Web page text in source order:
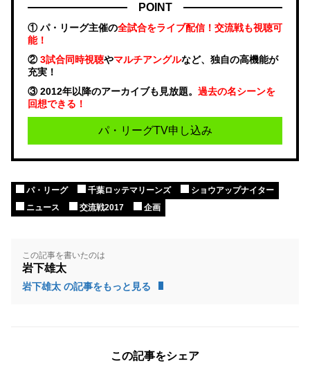
POINT
① パ・リーグ主催の全試合をライブ配信！交流戦も視聴可
能！
②3試合同時視聴やマルチアングルなど、独自の高機能が
充実！
③ 2012年以降のアーカイブも見放題。 過去の名シーンを
回想できる！
パ・リーグTV申し込み
パ・リーグ 千葉ロッテマリーンズ
ショウアップナイター
ニュース
交流戦2017 企画
この記事を書いたのは
岩下雄太
岩下雄太 の記事をもっと見る
この記事をシェア